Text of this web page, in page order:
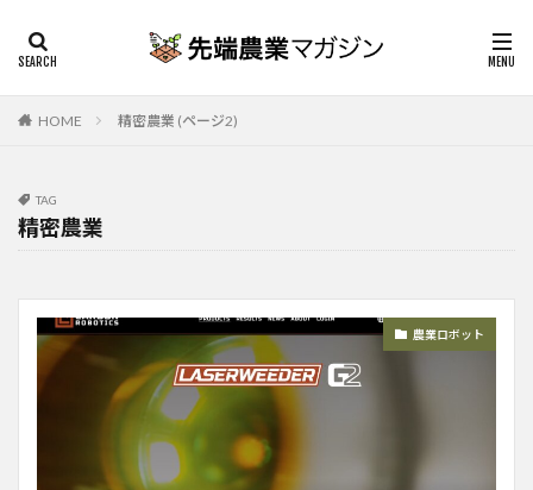
HOME 精密農業 (ページ2)
TAG
精密農業
農業ロボット